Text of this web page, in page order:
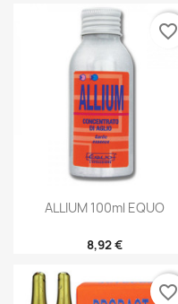
ALLIUM 100ml EQUO
8,92 €
favorite_border
favorite_border